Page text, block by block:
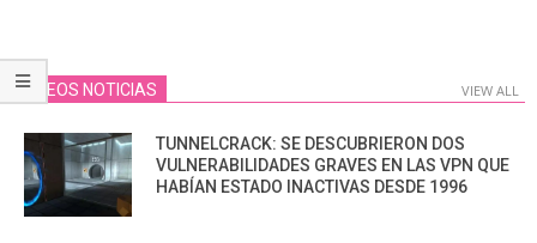
VIDEOS NOTICIAS VIEW ALL
TUNNELCRACK: SE DESCUBRIERON DOS
VULNERABILIDADES GRAVES EN LAS VPN QUE
HABÍAN ESTADO INACTIVAS DESDE 1996